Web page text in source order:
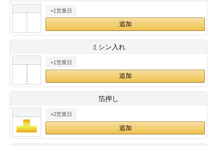
＆盛り上げ印刷
型マル型印刷
ード印刷
刷
印刷
印刷
形マル型
印刷
刷
1
2 3
9 10 11
12
14
15 16 17 18
19
26
28
29 30
・・休業日
+1営業日
ミシン入れ
+1営業日
箔押し
+2営業日